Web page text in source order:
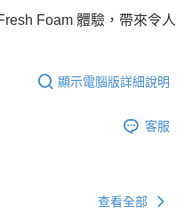
Foam 體驗，帶來令人
顯示電腦版詳細說明
客服
查看全部